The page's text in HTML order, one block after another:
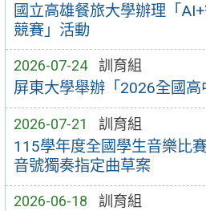
國立高雄餐旅大學辦理「
競賽」活動
2026-07-24 訓育組
屏東大學舉辦「2026全國
2026-07-21 訓育組
115學年度全國學生音樂比
音號獨奏指定曲草案
2026-06-18 訓育組